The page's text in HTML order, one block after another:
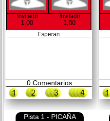
Invitado
1,00
Invitado
1,00
Esperan
0Comentarios
Pista 1 - PICAÑA